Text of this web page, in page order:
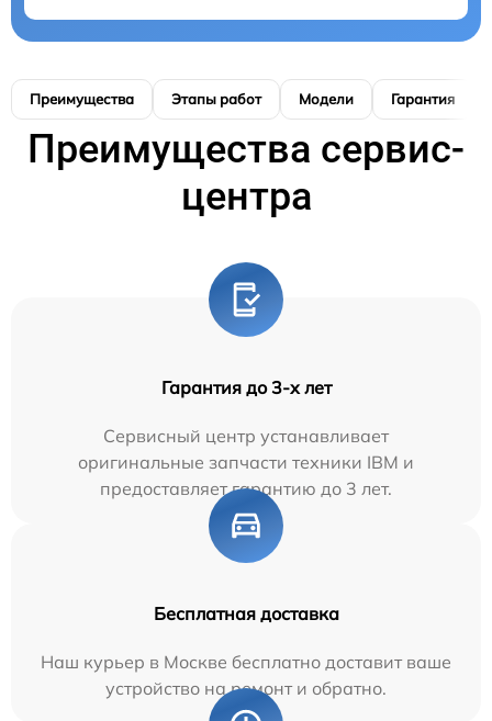
Преимущества Этапы работ Модели Гарантия
Преимущества сервис-
центра
Гарантия до 3-х лет
Сервисный центр устанавливает
оригинальные запчасти техники IBM и
предоставляет гарантию до 3 лет.
Бесплатная доставка
Наш курьер в Москве бесплатно доставит ваше
устройство на ремонт и обратно.